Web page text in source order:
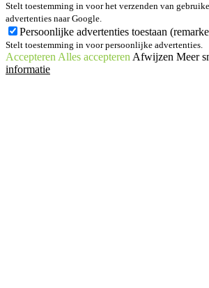
Stelt toestemming in voor het verzenden van
advertenties naar Google.
Persoonlijke advertenties toestaan
Stelt toestemming in voor persoonlijke advertenties.
Accepteren Alles accepteren Afwijzen Meer
informatie